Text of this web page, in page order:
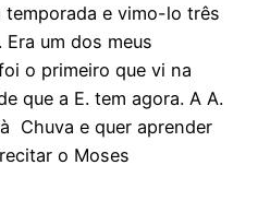
e vimo-lo três
um dos meus
o primeiro que vi na
que a E. tem agora. A A.
Chuva e quer aprender
o Moses